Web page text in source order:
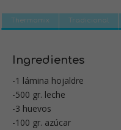
Thermomix Tradicional
Ingredientes
-1 lámina hojaldre
-500 gr. leche
-3 huevos
-100 gr. azúcar